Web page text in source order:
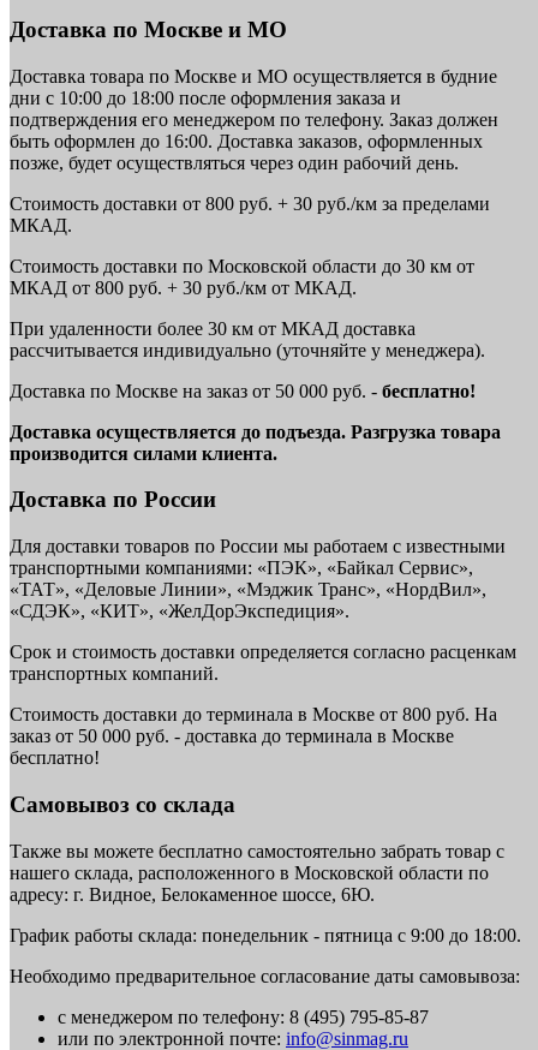
Доставка по Москве и МО
Доставка товара по Москве и МО осуществляется в будние
дни с 10:00 до 18:00 после оформления заказа и
подтверждения его менеджером по телефону. Заказ должен
быть оформлен до 16:00. Доставка заказов, оформленных
позже, будет осуществляться через один рабочий день.
Стоимость доставки от 800 руб. + 30 руб./км за пределами
МКАД.
Стоимость доставки по Московской области до 30 км от
МКАД от 800 руб. + 30 руб./км от МКАД.
При удаленности более 30 км от МКАД доставка
рассчитывается индивидуально (уточняйте у менеджера).
Доставка по Москве на заказ от 50 000 руб. - бесплатно!
Доставка осуществляется до подъезда. Разгрузка товара
производится силами клиента.
Доставка по России
Для доставки товаров по России мы работаем с известными
транспортными компаниями: «ПЭК», «Байкал Сервис»,
«ТАТ», «Деловые Линии», «Мэджик Транс», «НордВил»,
«СДЭК», «КИТ», «ЖелДорЭкспедиция».
Срок и стоимость доставки определяется согласно расценкам
транспортных компаний.
Стоимость доставки до терминала в Москве от 800 руб. На
заказ от 50 000 руб. - доставка до терминала в Москве
бесплатно!
Самовывоз со склада
Также вы можете бесплатно самостоятельно забрать товар с
нашего склада, расположенного в Московской области по
адресу: г. Видное, Белокаменное шоссе, 6Ю.
График работы склада: понедельник - пятница с 9:00 до 18:00.
Необходимо предварительное согласование даты самовывоза:
с менеджером по телефону: 8 (495) 795-85-87
или по электронной почте: info@sinmag.ru